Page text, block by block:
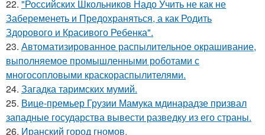
22. "Российских Школьников Надо Учить не как не
Забеременеть и Предохраняться, а как Родить
Здорового и Красивого Ребенка".
23. Автоматизированное распылительное окрашивание,
выполняемое промышленными роботами с
многосопловыми краскораспылителями.
24. Загадка таримских мумий.
25. Вице-премьер Грузии Мамука мдинарадзе призвал
западные государства вывести разведку из его страны.
26. Иранский город гномов.